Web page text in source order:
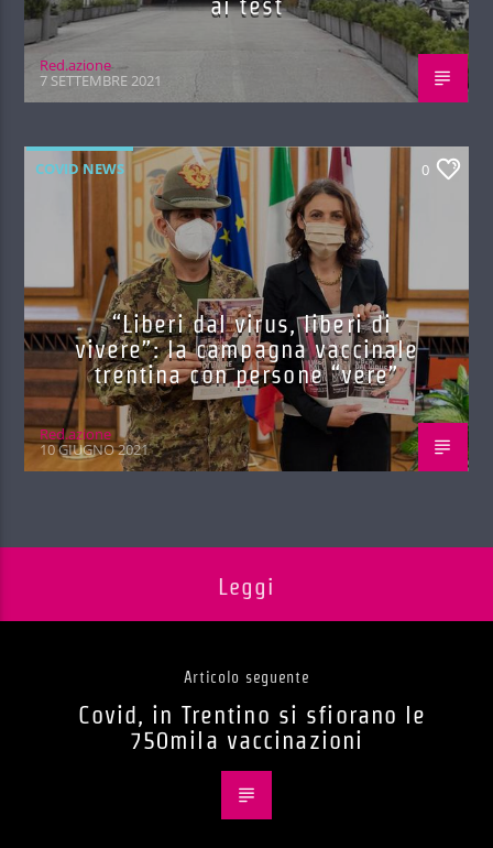
ai test
Red.azione
7 SETTEMBRE 2021
COVID NEWS 0
“Liberi dal virus, liberi di
vivere”: la campagna vaccinale
trentina con persone “vere”
Red.azione
10 GIUGNO 2021
Leggi
Articolo seguente
Covid, in Trentino si sfiorano le
750mila vaccinazioni